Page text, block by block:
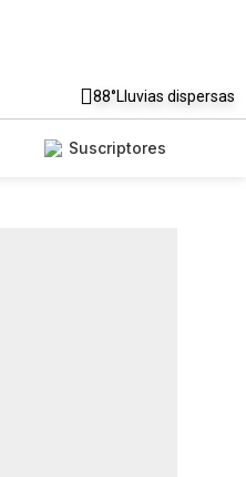
88°Lluvias dispersas
Suscriptores